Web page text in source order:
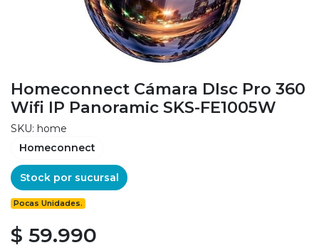
Homeconnect Cámara DIsc Pro 360
Wifi IP Panoramic SKS-FE1005W
SKU: home
Homeconnect
Stock por sucursal
Pocas Unidades.
$ 59.990